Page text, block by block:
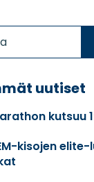
uutiset
kutsuu
kisojen